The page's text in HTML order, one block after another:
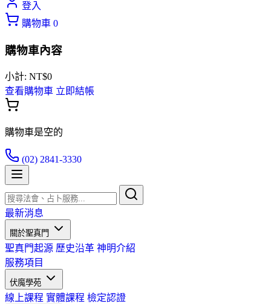
登入
購物車 0
購物車內容
小計: NT$0
查看購物車 立即結帳
購物車是空的
(02) 2841-3330
最新消息
關於聖真門
聖真門起源 歷史沿革 神明介紹
服務項目
伏魔學苑
線上課程 實體課程 檢定認證